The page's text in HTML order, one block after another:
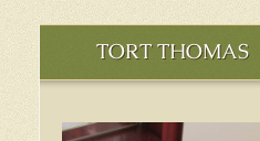
TORT THOMAS